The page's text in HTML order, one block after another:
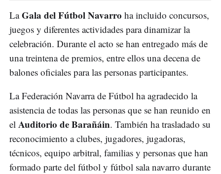
LaGala del Fútbol Navarro ha incluido concursos,
juegos y diferentes actividades para dinamizar la
celebración. Durante el acto se han entregado más de
una treintena de premios, entre ellos una decena de
balones oficiales para las personas participantes.
La Federación Navarra de Fútbol ha agradecido la
asistencia de todas las personas que se han reunido en
el Auditorio de Barañáin. También ha trasladado su
reconocimiento a clubes, jugadores, jugadoras,
técnicos, equipo arbitral, familias y personas que han
formado parte del fútbol y fútbol sala navarro durante